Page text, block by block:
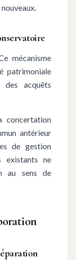
mécanisme
patrimoniale
acquêts
concertation
antérieur
de gestion
existants ne
au sens de